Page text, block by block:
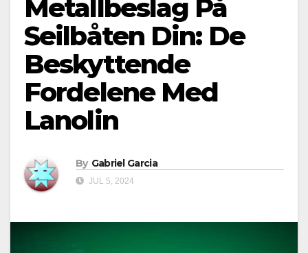
Metallbeslag På
Seilbåten Din: De
Beskyttende
Fordelene Med
Lanolin
By Gabriel Garcia
JUL 5, 2024